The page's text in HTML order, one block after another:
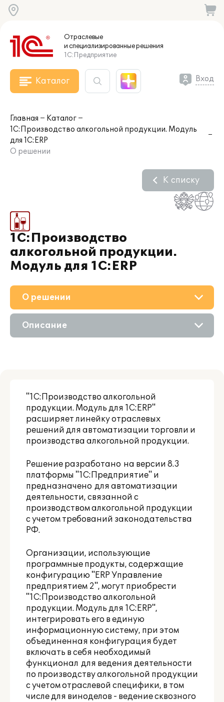
Отраслевые
и специализированныерешения
1С:Предприятие
Каталог Вход
Главная
Каталог
1С:Производство алкогольной продукции. Модуль
для 1С:ERP
О решении
1С:Производство
алкогольной продукции.
Модуль для 1С:ERP
К списку
О решении
Приобретение
Партнерам
Описание
Сравнение версий
"1С:Производство алкогольной
продукции. Модуль для 1С:ERP"
расширяет линейку отраслевых
решений для автоматизации торговли и
производства алкогольной продукции.
Решение разработано на версии 8.3
платформы "1С:Предприятие" и
предназначено для автоматизации
деятельности, связанной с
производством алкогольной продукции
с учетом требований законодательства
РФ.
Организации, использующие
программные продукты, содержащие
конфигурацию "ERP Управление
предприятием 2", могут приобрести
"1С:Производство алкогольной
продукции. Модуль для 1С:ERP",
интегрировать его в единую
информационную систему, при этом
объединенная конфигурация будет
включать в себя необходимый
функционал для ведения деятельности
по производству алкогольной продукции
с учетом отраслевой специфики, в том
числе для виноделов - ведение сквозного